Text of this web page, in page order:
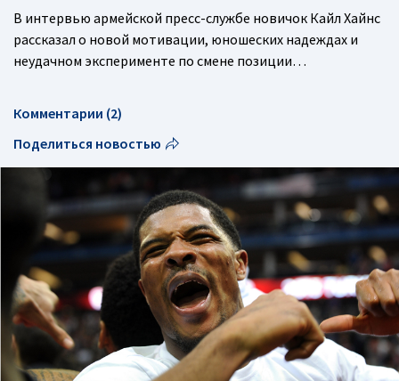
В интервью армейской пресс-службе новичок Кайл Хайнс
рассказал о новой мотивации, юношеских надеждах и
неудачном эксперименте по смене позиции…
Комментарии (2)
Поделиться новостью